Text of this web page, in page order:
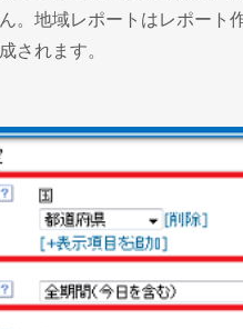
。地域レポートはレポート
されます。